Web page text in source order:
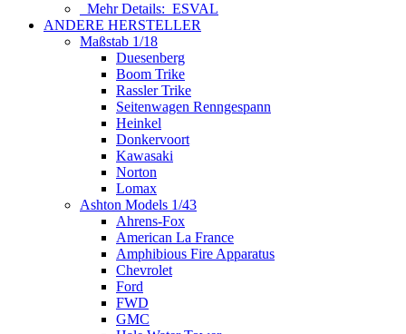
Mehr Details: ESVAL
ANDERE HERSTELLER
Maßstab 1/18
Duesenberg
Boom Trike
Rassler Trike
Seitenwagen Renngespann
Heinkel
Donkervoort
Kawasaki
Norton
Lomax
Ashton Models 1/43
Ahrens-Fox
American La France
Amphibious Fire Apparatus
Chevrolet
Ford
FWD
GMC